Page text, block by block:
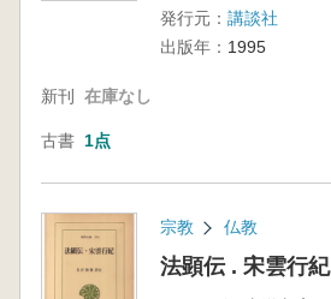
発行元： 講談社
出版年： 1995
新刊 在庫なし
古書 1点
宗教 仏教
法顕伝 . 宋雲行紀